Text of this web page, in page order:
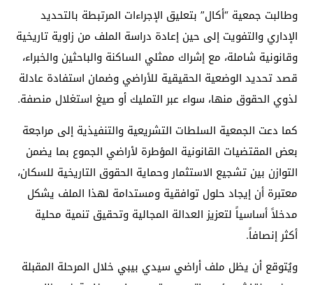
وطالبت جمعية “أكال” بتعليق الإجراءات المرتبطة بالتحديد
الإداري والتفويت إلى حين إعادة دراسة الملف من زاوية تاريخية
وقانونية شاملة، مع إشراك ممثلي الساكنة والباحثين والخبراء،
قصد تحديد الوضعية الحقيقية للأراضي وضمان استفادة عادلة
لذوي الحقوق منها، سواء عبر التمليك أو صيغ استغلال منصفة.
كما دعت الجمعية السلطات التشريعية والتنفيذية إلى مراجعة
بعض المقتضيات القانونية المؤطرة لأراضي الجموع بما يضمن
التوازن بين تشجيع الاستثمار وحماية الحقوق التاريخية للسكان،
معتبرة أن إيجاد حلول توافقية ومستدامة لهذا الملف يشكل
مدخلاً أساسياً لتعزيز العدالة المجالية وتحقيق تنمية محلية
أكثر إنصافاً.
ويُتوقع أن يظل ملف أراضي سيدي بيبي خلال المرحلة المقبلة